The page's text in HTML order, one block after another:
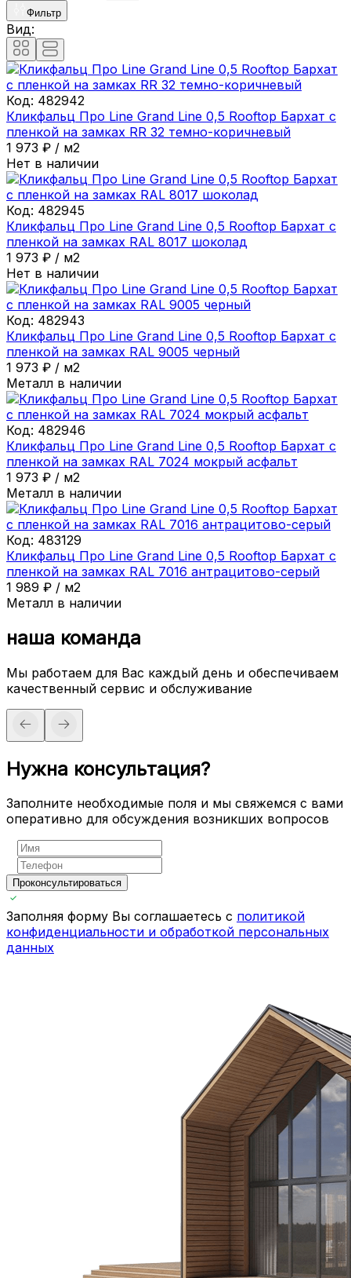
Фильтр
Вид:
Код: 482942
Кликфальц Про Line Grand Line 0,5 Rooftop Бархат с
пленкой на замках RR 32 темно-коричневый
1 973 ₽ / м2
Нет в наличии
Код: 482945
Кликфальц Про Line Grand Line 0,5 Rooftop Бархат с
пленкой на замках RAL 8017 шоколад
1 973 ₽ / м2
Нет в наличии
Код: 482943
Кликфальц Про Line Grand Line 0,5 Rooftop Бархат с
пленкой на замках RAL 9005 черный
1 973 ₽ / м2
Металл в наличии
Код: 482946
Кликфальц Про Line Grand Line 0,5 Rooftop Бархат с
пленкой на замках RAL 7024 мокрый асфальт
1 973 ₽ / м2
Металл в наличии
Код: 483129
Кликфальц Про Line Grand Line 0,5 Rooftop Бархат с
пленкой на замках RAL 7016 антрацитово-серый
1 989 ₽ / м2
Металл в наличии
наша команда
Мы работаем для Вас каждый день и обеспечиваем
качественный сервис и обслуживание
Нужна консультация?
Заполните необходимые поля и мы свяжемся с вами
оперативно для обсуждения возникших вопросов
Проконсультироваться
Заполняя форму Вы соглашаетесь с политикой
конфиденциальности и обработкой персональных
данных